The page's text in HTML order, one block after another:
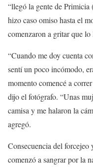
“llegó la gente de
hizo caso omiso hasta el
comenzaron a gritar que lo
“Cuando me doy cuenta
sentí un poco incómodo,
momento comencé a
dijo el fotógrafo. “Unas
camisa y me halaron la
agregó.
Consecuencia del forcejeo
comenzó a sangrar por la